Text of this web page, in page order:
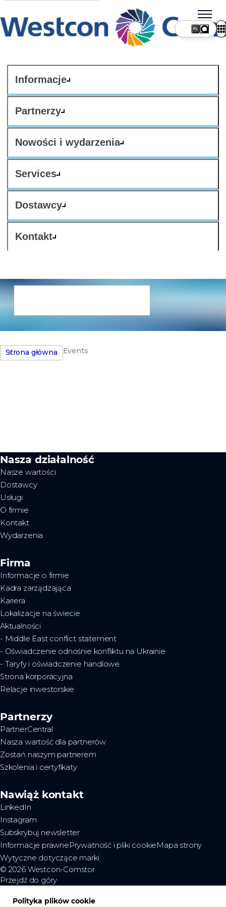
Informacje
Partnerzy
Nowości i wydarzenia
Services
Dostawcy
Kontakt
PL
Strona główna Events
Nasza działalność
Nasze wartości
Dostawcy
Usługi
O firmie
Kontakt
Wydarzenia
Firma
Informacje o firmie
Kadra zarządzająca
Kariera
Lokalizacje na świecie
Aktualności
- Middle East conflict statement
- Oświadczenie odnośnie konfliktu na Ukrainie
- Taryfy i oświadczenie handlowe
Strona korporacyjna
Relacje inwestorskie
Partnerzy
PartnerCentral
Nasza wartość dla partnerów
Zostań naszym partnerem
Szkolenia i certyfikaty
Nawiąż kontakt
LinkedIn
Instagram
Subskrybuj newsletter
Informacje prawnePrywatność i pliki cookieMapa strony
Wytyczne dotyczące marki
© 2026 Westcon-Comstor
Przejdź do góry
Polityka plików cookie